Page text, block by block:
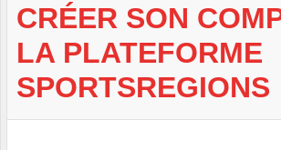
CRÉER SON
LA PLATEFORME
SPORTSREGIONS